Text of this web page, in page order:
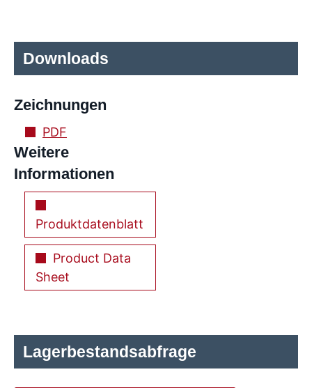
Downloads
Zeichnungen
PDF
Weitere
Informationen
Produktdatenblatt
Product Data
Sheet
Lagerbestandsabfrage